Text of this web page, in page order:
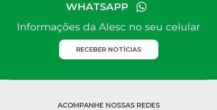
WHATSAPP
Informações da Alesc no seu celular
RECEBER NOTÍCIAS
ACOMPANHE NOSSAS REDES